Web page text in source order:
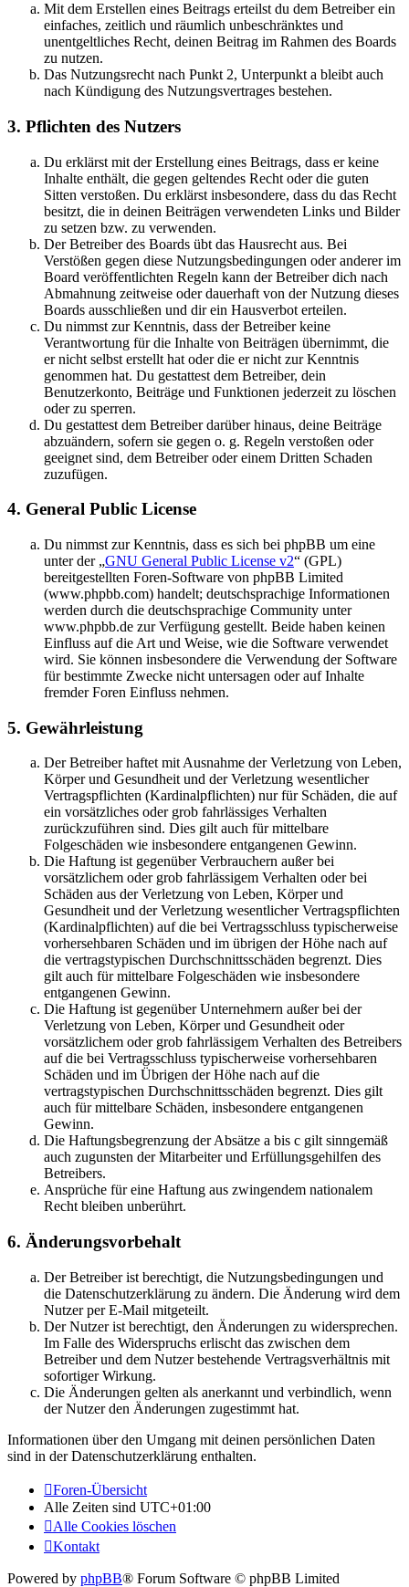
Mit dem Erstellen eines Beitrags erteilst du dem Betreiber ein
einfaches, zeitlich und räumlich unbeschränktes und
unentgeltliches Recht, deinen Beitrag im Rahmen des Boards
zu nutzen.
Das Nutzungsrecht nach Punkt 2, Unterpunkt a bleibt auch
nach Kündigung des Nutzungsvertrages bestehen.
3. Pflichten des Nutzers
Du erklärst mit der Erstellung eines Beitrags, dass er keine
Inhalte enthält, die gegen geltendes Recht oder die guten
Sitten verstoßen. Du erklärst insbesondere, dass du das Recht
besitzt, die in deinen Beiträgen verwendeten Links und Bilder
zu setzen bzw. zu verwenden.
Der Betreiber des Boards übt das Hausrecht aus. Bei
Verstößen gegen diese Nutzungsbedingungen oder anderer im
Board veröffentlichten Regeln kann der Betreiber dich nach
Abmahnung zeitweise oder dauerhaft von der Nutzung dieses
Boards ausschließen und dir ein Hausverbot erteilen.
Du nimmst zur Kenntnis, dass der Betreiber keine
Verantwortung für die Inhalte von Beiträgen übernimmt, die
er nicht selbst erstellt hat oder die er nicht zur Kenntnis
genommen hat. Du gestattest dem Betreiber, dein
Benutzerkonto, Beiträge und Funktionen jederzeit zu löschen
oder zu sperren.
Du gestattest dem Betreiber darüber hinaus, deine Beiträge
abzuändern, sofern sie gegen o. g. Regeln verstoßen oder
geeignet sind, dem Betreiber oder einem Dritten Schaden
zuzufügen.
4. General Public License
Du nimmst zur Kenntnis, dass es sich bei phpBB um eine
unter der „GNU General Public License v2“ (GPL)
bereitgestellten Foren-Software von phpBB Limited
(www.phpbb.com) handelt; deutschsprachige Informationen
werden durch die deutschsprachige Community unter
www.phpbb.de zur Verfügung gestellt. Beide haben keinen
Einfluss auf die Art und Weise, wie die Software verwendet
wird. Sie können insbesondere die Verwendung der Software
für bestimmte Zwecke nicht untersagen oder auf Inhalte
fremder Foren Einfluss nehmen.
5. Gewährleistung
Der Betreiber haftet mit Ausnahme der Verletzung von Leben,
Körper und Gesundheit und der Verletzung wesentlicher
Vertragspflichten (Kardinalpflichten) nur für Schäden, die auf
ein vorsätzliches oder grob fahrlässiges Verhalten
zurückzuführen sind. Dies gilt auch für mittelbare
Folgeschäden wie insbesondere entgangenen Gewinn.
Die Haftung ist gegenüber Verbrauchern außer bei
vorsätzlichem oder grob fahrlässigem Verhalten oder bei
Schäden aus der Verletzung von Leben, Körper und
Gesundheit und der Verletzung wesentlicher Vertragspflichten
(Kardinalpflichten) auf die bei Vertragsschluss typischerweise
vorhersehbaren Schäden und im übrigen der Höhe nach auf
die vertragstypischen Durchschnittsschäden begrenzt. Dies
gilt auch für mittelbare Folgeschäden wie insbesondere
entgangenen Gewinn.
Die Haftung ist gegenüber Unternehmern außer bei der
Verletzung von Leben, Körper und Gesundheit oder
vorsätzlichem oder grob fahrlässigem Verhalten des Betreibers
auf die bei Vertragsschluss typischerweise vorhersehbaren
Schäden und im Übrigen der Höhe nach auf die
vertragstypischen Durchschnittsschäden begrenzt. Dies gilt
auch für mittelbare Schäden, insbesondere entgangenen
Gewinn.
Die Haftungsbegrenzung der Absätze a bis c gilt sinngemäß
auch zugunsten der Mitarbeiter und Erfüllungsgehilfen des
Betreibers.
Ansprüche für eine Haftung aus zwingendem nationalem
Recht bleiben unberührt.
6. Änderungsvorbehalt
Der Betreiber ist berechtigt, die Nutzungsbedingungen und
die Datenschutzerklärung zu ändern. Die Änderung wird dem
Nutzer per E-Mail mitgeteilt.
Der Nutzer ist berechtigt, den Änderungen zu widersprechen.
Im Falle des Widerspruchs erlischt das zwischen dem
Betreiber und dem Nutzer bestehende Vertragsverhältnis mit
sofortiger Wirkung.
Die Änderungen gelten als anerkannt und verbindlich, wenn
der Nutzer den Änderungen zugestimmt hat.
Informationen über den Umgang mit deinen persönlichen Daten
sind in der Datenschutzerklärung enthalten.
Foren-Übersicht
Alle Zeiten sind UTC+01:00
Alle Cookies löschen
Kontakt
Powered by phpBB® Forum Software © phpBB Limited